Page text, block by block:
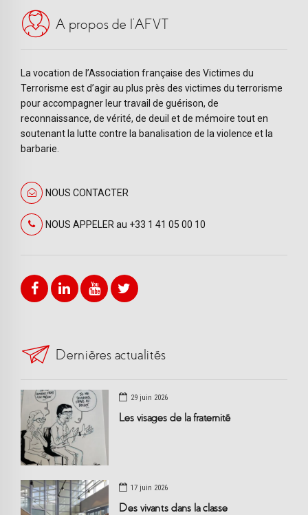
A propos de l’AFVT
La vocation de l’Association française des Victimes du
Terrorisme est d’agir au plus près des victimes du terrorisme
pour accompagner leur travail de guérison, de
reconnaissance, de vérité, de deuil et de mémoire tout en
soutenant la lutte contre la banalisation de la violence et la
barbarie.
NOUS CONTACTER
NOUS APPELER au +33 1 41 05 00 10
Dernières actualités
29 juin 2026
Les visages de la fraternité
17 juin 2026
Des vivants dans la classe